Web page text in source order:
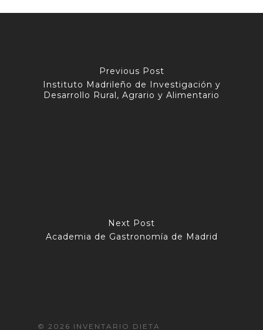
Previous Post
Instituto Madrileño de Investigación y
Desarrollo Rural, Agrario y Alimentario
Next Post
Academia de Gastronomía de Madrid
© 2026 INVENTARIO DIETA